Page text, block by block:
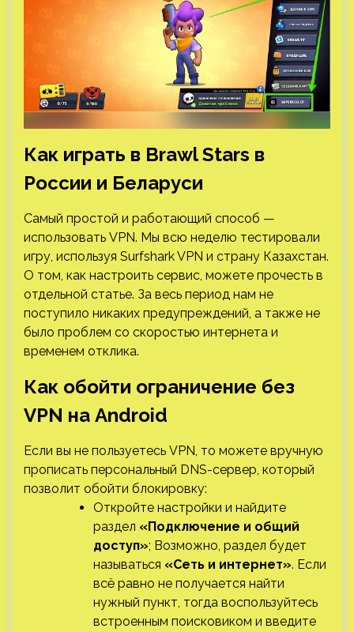
Как играть в Brawl Stars в
России и Беларуси
Самый простой и работающий способ —
использовать VPN. Мы всю неделю тестировали
игру, используя Surfshark VPN и страну Казахстан.
О том, как настроить сервис, можете прочесть в
отдельной статье. За весь период нам не
поступило никаких предупреждений, а также не
было проблем со скоростью интернета и
временем отклика.
Как обойти ограничение без
VPN на Android
Если вы не пользуетесь VPN, то можете вручную
прописать персональный DNS-сервер, который
позволит обойти блокировку:
Откройте настройки и найдите
раздел «Подключение и общий
доступ»; Возможно, раздел будет
называться «Сеть и интернет». Если
всё равно не получается найти
нужный пункт, тогда воспользуйтесь
встроенным поисковиком и введите